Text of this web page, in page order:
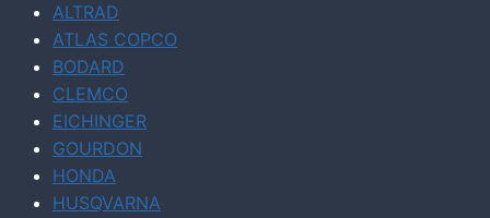
ALTRAD
ATLAS COPCO
BODARD
CLEMCO
EICHINGER
GOURDON
HONDA
HUSQVARNA